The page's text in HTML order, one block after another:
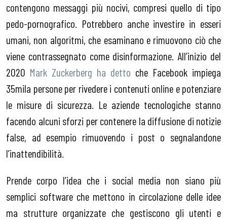
contengono messaggi più nocivi, compresi quello di tipo
pedo-pornografico. Potrebbero anche investire in esseri
umani, non algoritmi, che esaminano e rimuovono ciò che
viene contrassegnato come disinformazione. All’inizio del
2020 Mark Zuckerberg ha detto che Facebook impiega
35mila persone per rivedere i contenuti online e potenziare
le misure di sicurezza. Le aziende tecnologiche stanno
facendo alcuni sforzi per contenere la diffusione di notizie
false, ad esempio rimuovendo i post o segnalandone
l’inattendibilità.
Prende corpo l’idea che i social media non siano più
semplici software che mettono in circolazione delle idee
ma strutture organizzate che gestiscono gli utenti e